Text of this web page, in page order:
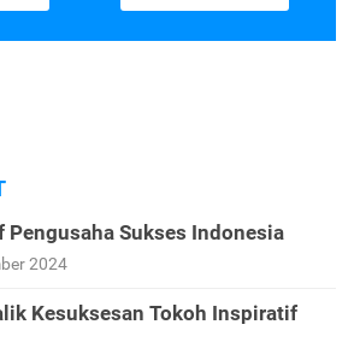
Sukses Indonesia
2024
Kesuksesan Tokoh Inspiratif